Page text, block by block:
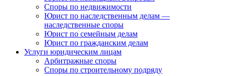
Споры по недвижимости
Юрист по наследственным делам —
наследственные споры
Юрист по семейным делам
Юрист по гражданским делам
Услуги юридическим лицам
Арбитражные споры
Споры по строительному подряду